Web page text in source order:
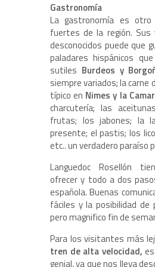
Gastronomía
La gastronomía es
fuertes de la región.
desconocidos puede que
paladares hispánicos
sutiles Burdeos y
siempre variados; la carne
típico en Nimes y la
charcutería; las
frutas; los jabones; la
presente; el pastis; los
etc.. un verdadero paraíso
Languedoc Rosellón
ofrecer y todo a dos
española. Buenas
fáciles y la posibilidad de
pero magnifico fin de
Para los visitantes más
tren de alta velocidad,
genial, ya que nos lleva